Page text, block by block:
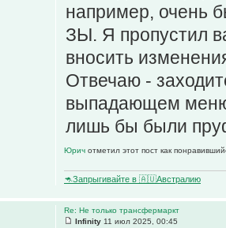
например, очень
ЗЫ. Я пропустил
вносить
Отвечаю -
выпадающем меню
лишь бы были
Юрич отметил этот пост как
🦘Запрыгивайте в 🇦🇺Австралию
Re: Не только трансфермаркт
Infinity 11 июл 2025, 00:45